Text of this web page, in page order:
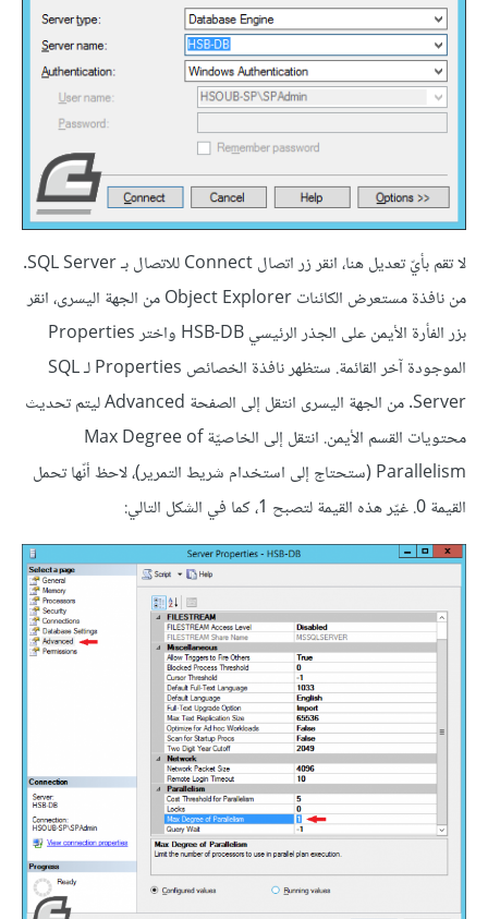
لا تقم بأيّ تعديل هنا، انقر زر اتصال Connect للاتصال بـ SQL Server.
من نافذة مستعرض الكائنات Object Explorer من الجهة اليسرى، انقر
بزر الفأرة الأيمن على الجذر الرئيسي HSB-DB واختر Properties
الموجودة آخر القائمة. ستظهر نافذة الخصائص Properties لـ SQL
Server. من الجهة اليسرى انتقل إلى الصفحة Advanced ليتم تحديث
محتويات القسم الأيمن. انتقل إلى الخاصيّة Max Degree of
Parallelism (ستحتاج إلى استخدام شريط التمرير)، لاحظ أنّها تحمل
القيمة 0. غيّر هذه القيمة لتصبح 1، كما في الشكل التالي: